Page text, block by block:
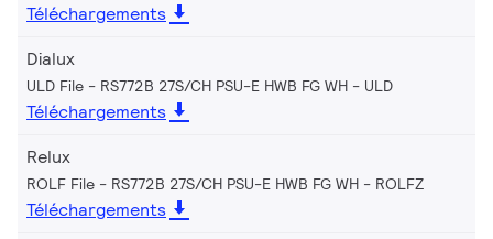
Téléchargements
Dialux
ULD File - RS772B 27S/CH PSU-E HWB FG WH ULD
Téléchargements
Relux
ROLF File - RS772B 27S/CH PSU-E HWB FG WH ROLFZ
Téléchargements